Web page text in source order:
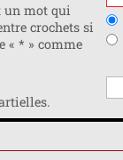
un mot qui
crochets si
« * » comme